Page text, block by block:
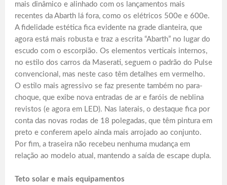
mais dinâmico e alinhado com os lançamentos mais
recentes da Abarth lá fora, como os elétricos 500e e 600e.
A fidelidade estética fica evidente na grade dianteira, que
agora está mais robusta e traz a escrita “Abarth” no lugar do
escudo com o escorpião. Os elementos verticais internos,
no estilo dos carros da Maserati, seguem o padrão do Pulse
convencional, mas neste caso têm detalhes em vermelho.
O estilo mais agressivo se faz presente também no para-
choque, que exibe nova entradas de ar e faróis de neblina
revistos (e agora em LED). Nas laterais, o destaque fica por
conta das novas rodas de 18 polegadas, que têm pintura em
preto e conferem apelo ainda mais arrojado ao conjunto.
Por fim, a traseira não recebeu nenhuma mudança em
relação ao modelo atual, mantendo a saída de escape dupla.
Teto solar e mais equipamentos